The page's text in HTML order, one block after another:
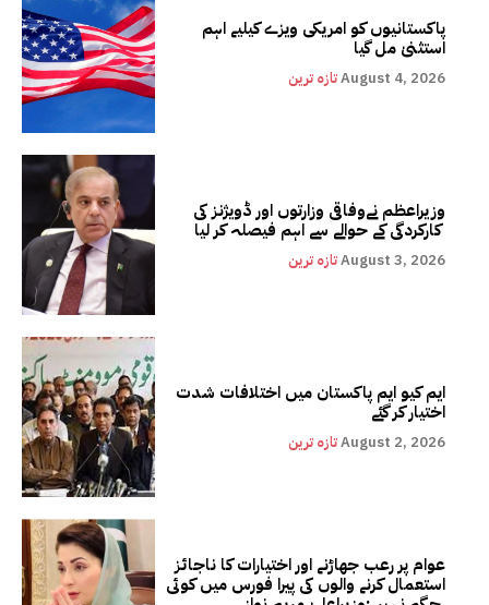
پاکستانیوں کو امریکی ویزے کیلیے اہم
استثنیٰ مل گیا
تازہ ترینAugust 4, 2026
وزیراعظم نےوفاقی وزارتوں اور ڈویژنز کی
کارکردگی کے حوالے سے اہم فیصلہ کر لیا
تازہ ترینAugust 3, 2026
ایم کیو ایم پاکستان میں اختلافات شدت
اختیار کر گئے
تازہ ترینAugust 2, 2026
عوام پر رعب جھاڑنے اور اختیارات کا ناجائز
استعمال کرنے والوں کی پیرا فورس میں کوئی